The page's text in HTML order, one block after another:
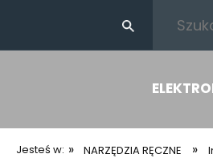
Jesteś w: » NARZĘDZIA RĘCZNE »